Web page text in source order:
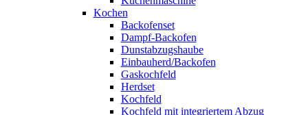
Kochen
Backofenset
Dampf-Backofen
Dunstabzugshaube
Einbauherd/Backofen
Gaskochfeld
Herdset
Kochfeld
Kochfeld mit integriertem Abzug